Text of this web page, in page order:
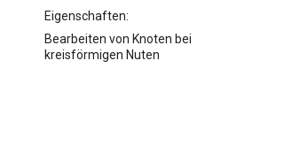
Eigenschaften:
Bearbeiten von Knoten bei
kreisförmigen Nuten